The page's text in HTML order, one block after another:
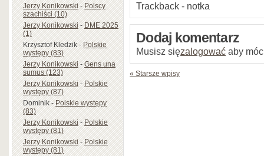
Jerzy Konikowski-Polscy
szachiści (10)
Jerzy Konikowski-DME 2025
(1)
Krzysztof Kledzik-Polskie
występy (83)
Jerzy Konikowski-Gens una
sumus (123)
Jerzy Konikowski-Polskie
występy (87)
Dominik-Polskie występy
(83)
Jerzy Konikowski-Polskie
występy (81)
Jerzy Konikowski-Polskie
występy (81)
Trackback - notka
Dodaj komentarz
Musisz sięzalogować aby
« Starsze wpisy